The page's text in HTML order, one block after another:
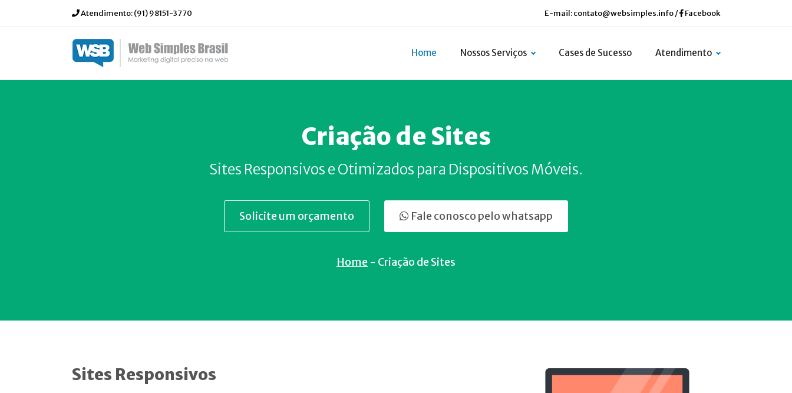
Atendimento:(91) 98151-3770 E-mail:contato@websimples.info/ Facebook
Home Nossos Serviços Cases de Sucesso Atendimento
Criação de Sites
Sites Responsivos e Otimizados para Dispositivos Móveis.
Solicite um orçamento Fale conosco pelo whatsapp
Home - Criação de Sites
Sites Responsivos